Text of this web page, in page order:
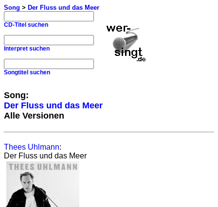
Song > Der Fluss und das Meer
CD-Titel suchen
Interpret suchen
Songtitel suchen
Song:
Der Fluss und das Meer
Alle Versionen
Thees Uhlmann:
Der Fluss und das Meer